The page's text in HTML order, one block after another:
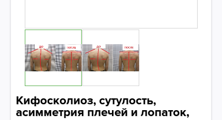
Кифосколиоз, сутулость,
асимметрия плечей и лопаток,